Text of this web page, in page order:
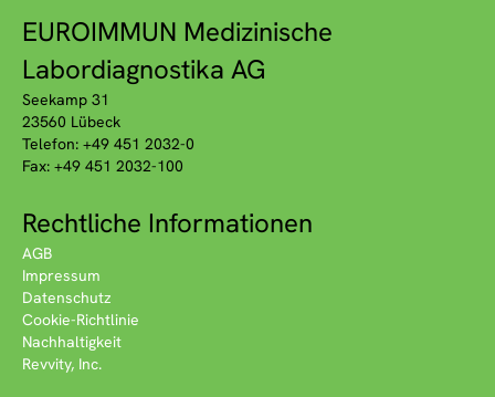
EUROIMMUN Medizinische
Labordiagnostika AG
Seekamp 31
23560 Lübeck
Telefon: +49 451 2032-0
Fax: +49 451 2032-100
Rechtliche Informationen
AGB
Impressum
Datenschutz
Cookie-Richtlinie
Nachhaltigkeit
Revvity, Inc.